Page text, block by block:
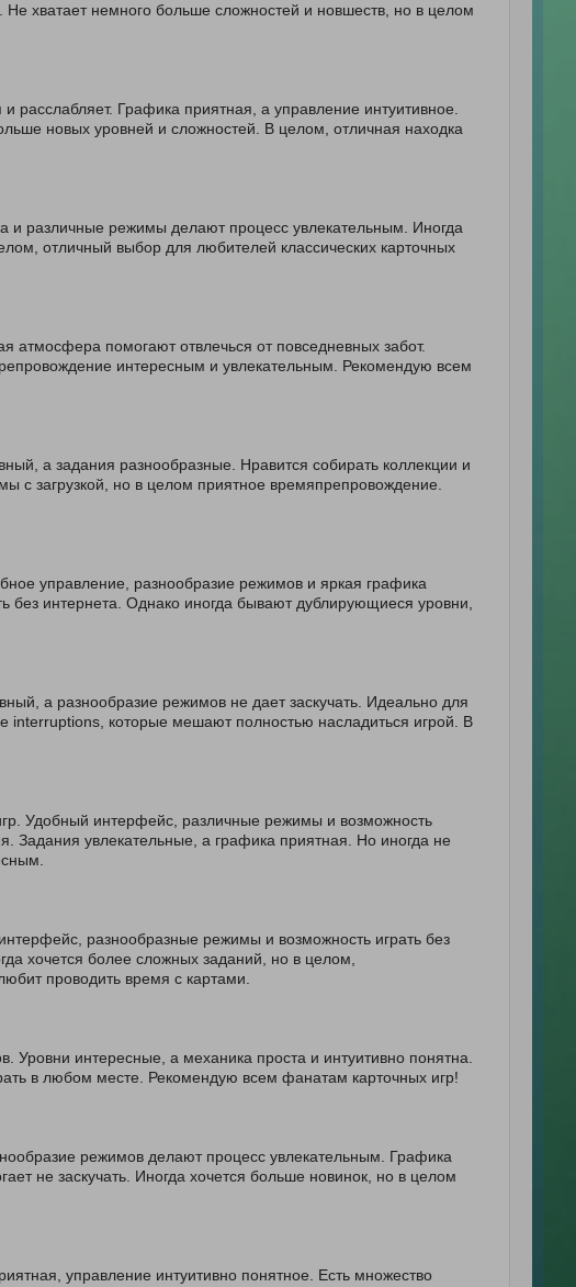
хватает немного больше сложностей и новшеств, но в целом
расслабляет. Графика приятная, а управление интуитивное.
новых уровней и сложностей. В целом, отличная находка
и различные режимы делают процесс увлекательным. Иногда
отличный выбор для любителей классических карточных
атмосфера помогают отвлечься от повседневных забот.
интересным и увлекательным. Рекомендую всем
а задания разнообразные. Нравится собирать коллекции и
с загрузкой, но в целом приятное времяпрепровождение.
управление, разнообразие режимов и яркая графика
без интернета. Однако иногда бывают дублирующиеся уровни,
а разнообразие режимов не дает заскучать. Идеально для
interruptions, которые мешают полностью насладиться игрой. В
Удобный интерфейс, различные режимы и возможность
Задания увлекательные, а графика приятная. Но иногда не
разнообразные режимы и возможность играть без
хочется более сложных заданий, но в целом,
проводить время с картами.
Уровни интересные, а механика проста и интуитивно понятна.
в любом месте. Рекомендую всем фанатам карточных игр!
режимов делают процесс увлекательным. Графика
не заскучать. Иногда хочется больше новинок, но в целом
управление интуитивно понятное. Есть множество